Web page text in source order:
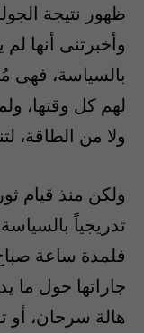
ظهور نتيجة
وأخبرتنى أنها
بالسياسة، فهى
لهم كل وقتها،
ولا من الطاقة،
تدريجياً
فلمدة ساعة
جاراتها حول ما
هالة سرحان،